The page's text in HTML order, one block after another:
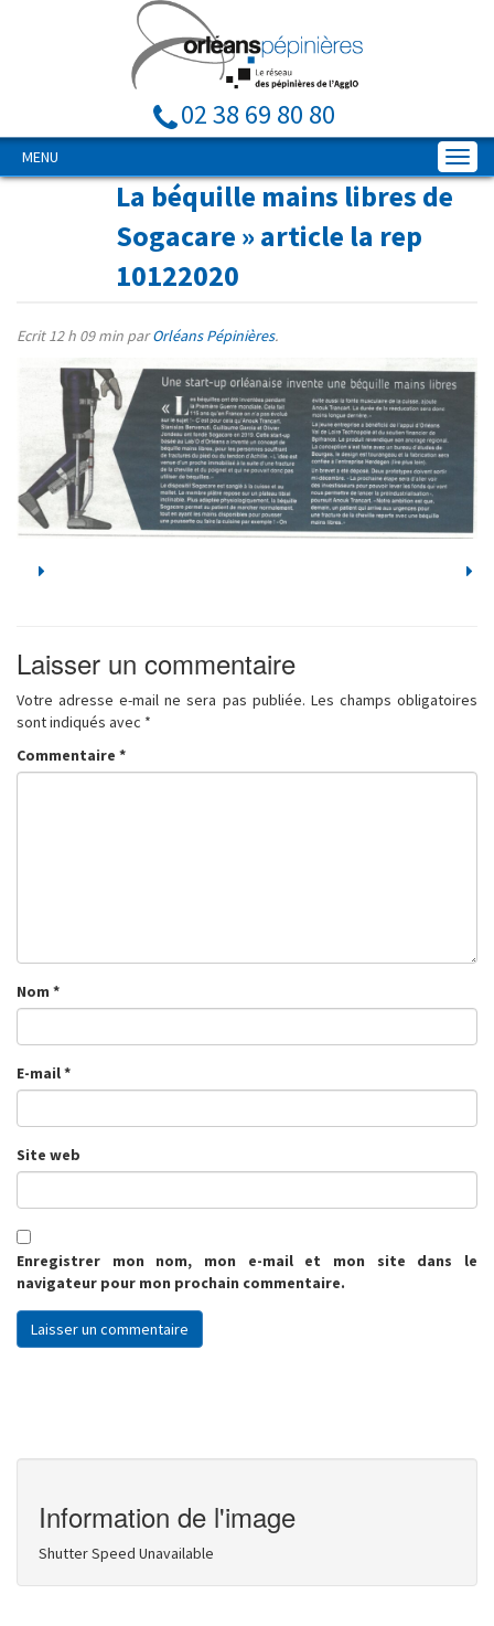
02 38 69 80 80
MENU
La béquille mains libres de
Sogacare » article la rep
10122020
Ecrit12 h 09 min parOrléans Pépinières.
Laisser un commentaire
Votre adresse e-mail ne sera pas publiée. Les champs obligatoires
sont indiqués avec *
Commentaire *
Nom *
E-mail*
Site web
Enregistrer mon nom, mon e-mail et mon site dans le
navigateur pour mon prochain commentaire.
Information de l'image
Shutter Speed Unavailable